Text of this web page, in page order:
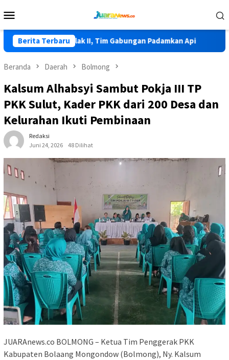
ke
Mobile
Berita Terbaru
di Lolak II, Tim Gabungan Padamkan Api HKG PKK
Beranda Daerah Bolmong
Kalsum Alhabsyi Sambut Pokja III TP
PKK Sulut, Kader PKK dari 200 Desa dan
Kelurahan Ikuti Pembinaan
Redaksi
Juni 24, 2026
48 Dilihat
JUARAnews.co BOLMONG – Ketua Tim Penggerak PKK
Kabupaten Bolaang Mongondow (Bolmong), Ny. Kalsum